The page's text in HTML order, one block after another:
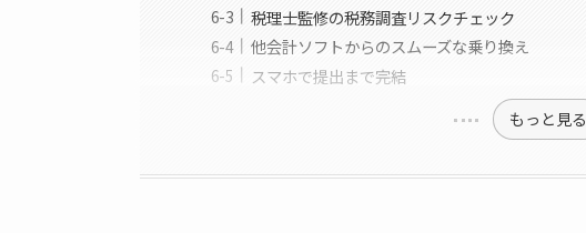
税理士監修の税務調査リスクチェック
他会計ソフトからのスムーズな乗り換え
スマホで提出まで完結
もっと見る